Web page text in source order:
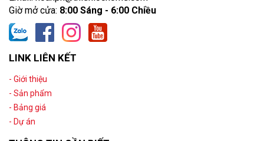
Giờ mở cửa: 8:00 Sáng - 6:00 Chiều
LINK LIÊN KẾT
- Giới thiệu
- Sản phẩm
- Bảng giá
- Dự án